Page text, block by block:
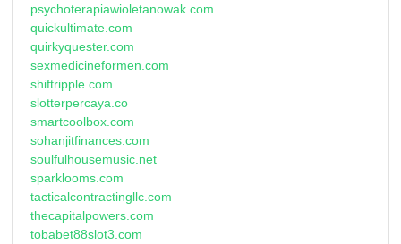
psychoterapiawioletanowak.com
quickultimate.com
quirkyquester.com
sexmedicineformen.com
shiftripple.com
slotterpercaya.co
smartcoolbox.com
sohanjitfinances.com
soulfulhousemusic.net
sparklooms.com
tacticalcontractingllc.com
thecapitalpowers.com
tobabet88slot3.com